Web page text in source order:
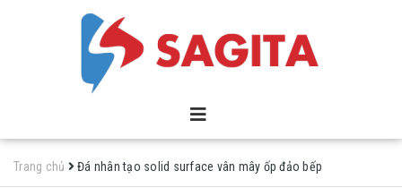
Trang chủ Đá nhân tạo solid surface vân mây ốp đảo bếp